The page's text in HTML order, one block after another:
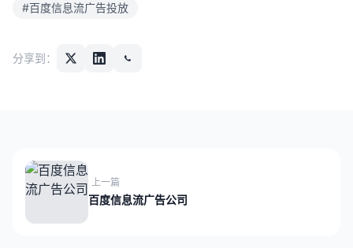
#百度信息流广告投放
分享到：
上一篇
百度信息流广告公司